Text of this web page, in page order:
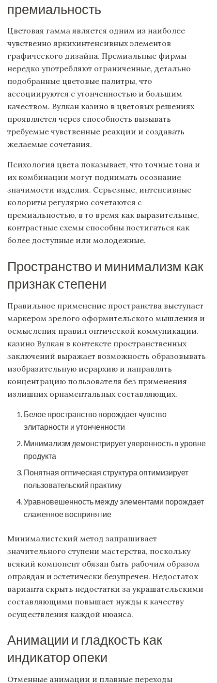
премиальность
Цветовая гамма является одним из наиболее
чувственно яркихинтенсивных элементов
графического дизайна. Премиальные фирмы
нередко употребляют ограниченные, детально
подобранные цветовые палитры, что
ассоциируются с утонченностью и большим
качеством. Вулкан казино в цветовых решениях
проявляется через способность вызывать
требуемые чувственные реакции и создавать
желаемые сочетания.
Психология цвета показывает, что точные тона и
их комбинации могут поднимать осознание
значимости изделия. Серьезные, интенсивные
колориты регулярно сочетаются с
премиальностью, в то время как выразительные,
контрастные схемы способны постигаться как
более доступные или молодежные.
Пространство и минимализм как
признак степени
Правильное применение пространства выступает
маркером зрелого оформительского мышления и
осмысления правил оптической коммуникации.
казино Вулкан в контексте пространственных
заключений выражает возможность образовывать
изобразительную иерархию и направлять
концентрацию пользователя без применения
излишних орнаментальных составляющих.
Белое пространство порождает чувство
элитарности и утонченности
Минимализм демонстрирует уверенность в уровне
продукта
Понятная оптическая структура оптимизирует
пользовательский практику
Уравновешенность между элементами порождает
слаженное воспринятие
Минималистский метод запрашивает
значительного ступени мастерства, поскольку
всякий компонент обязан быть рабочим образом
оправдан и эстетически безупречен. Недостаток
варианта скрыть недостатки за украшательскими
составляющими повышает нужды к качеству
осуществления каждой нюанса.
Анимации и гладкость как
индикатор опеки
Отменные анимации и плавные переходы